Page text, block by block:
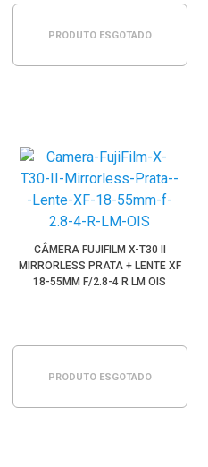
PRODUTO ESGOTADO
CÂMERA FUJIFILM X-T30 II
MIRRORLESS PRATA + LENTE XF
18-55MM F/2.8-4 R LM OIS
PRODUTO ESGOTADO